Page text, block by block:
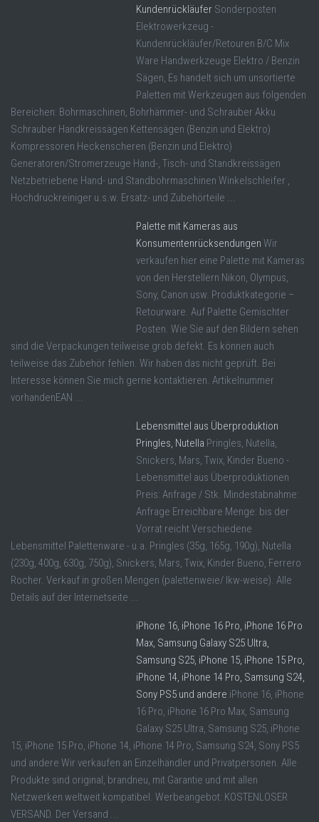
Kundenrückläufer Sonderposten
Elektrowerkzeug -
Kundenrückläufer/Retouren B/C Mix
Ware Handwerkzeuge Elektro / Benzin
Sägen, Es handelt sich um unsortierte
Paletten mit Werkzeugen aus folgenden
Bereichen: Bohrmaschinen, Bohrhämmer- und Schrauber Akku
Schrauber Handkreissägen Kettensägen (Benzin und Elektro)
Kompressoren Heckenscheren (Benzin und Elektro)
Generatoren/Stromerzeuge Hand-, Tisch- und Standkreissägen
Netzbetriebene Hand- und Standbohrmaschinen Winkelschleifer ,
Hochdruckreiniger u.s.w. Ersatz- und Zubehörteile ...
Palette mit Kameras aus
Konsumentenrücksendungen Wir
verkaufen hier eine Palette mit Kameras
von den Herstellern Nikon, Olympus,
Sony, Canon usw. Produktkategorie –
Retourware. Auf Palette Gemischter
Posten. Wie Sie auf den Bildern sehen
sind die Verpackungen teilweise grob defekt. Es können auch
teilweise das Zubehör fehlen. Wir haben das nicht geprüft. Bei
Interesse können Sie mich gerne kontaktieren. Artikelnummer
vorhandenEAN ...
Lebensmittel aus Überproduktion
Pringles, Nutella Pringles, Nutella,
Snickers, Mars, Twix, Kinder Bueno -
Lebensmittel aus Überproduktionen
Preis: Anfrage / Stk. Mindestabnahme:
Anfrage Erreichbare Menge: bis der
Vorrat reicht Verschiedene
Lebensmittel Palettenware - u.a. Pringles (35g, 165g, 190g), Nutella
(230g, 400g, 630g, 750g), Snickers, Mars, Twix, Kinder Bueno, Ferrero
Rocher. Verkauf in großen Mengen (palettenweie/ lkw-weise). Alle
Details auf der Internetseite ...
iPhone 16, iPhone 16 Pro, iPhone 16 Pro
Max, Samsung Galaxy S25 Ultra,
Samsung S25, iPhone 15, iPhone 15 Pro,
iPhone 14, iPhone 14 Pro, Samsung S24,
Sony PS5 und andere iPhone 16, iPhone
16 Pro, iPhone 16 Pro Max, Samsung
Galaxy S25 Ultra, Samsung S25, iPhone
15, iPhone 15 Pro, iPhone 14, iPhone 14 Pro, Samsung S24, Sony PS5
und andere Wir verkaufen an Einzelhändler und Privatpersonen. Alle
Produkte sind original, brandneu, mit Garantie und mit allen
Netzwerken weltweit kompatibel. Werbeangebot: KOSTENLOSER
VERSAND. Der Versand ...